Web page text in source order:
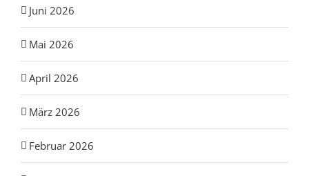
Juni 2026
Mai 2026
April 2026
März 2026
Februar 2026